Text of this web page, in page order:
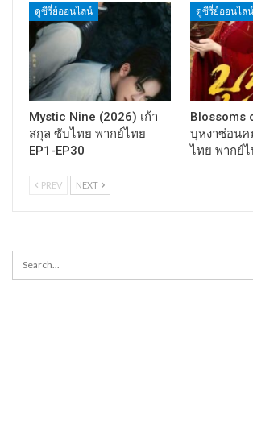
ดูซีรี่ย์ออนไลน์
Mystic Nine (2026) เก้า
สกุล ซับไทย พากย์ไทย
EP1-EP30
ดูซีรี่ย์ออนไลน์
Blossoms
บุหงาซ่อนค
ไทย พากย์ไ
PREV NEXT